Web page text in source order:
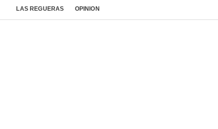
LAS REGUERAS OPINION